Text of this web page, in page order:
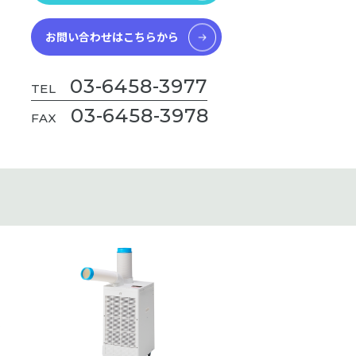
お問い合わせはこちらから
TEL 03-6458-3977
FAX 03-6458-3978